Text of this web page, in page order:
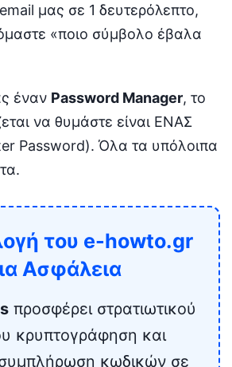
μας σε 1 δευτερόλεπτο,
«ποιο σύμβολο έβαλα
έναν Password Manager, το
να θυμάστε είναι ΕΝΑΣ
Password). Όλα τα υπόλοιπα
του e-howto.gr
Ασφάλεια
προσφέρει στρατιωτικού
κρυπτογράφηση και
κωδικών σε